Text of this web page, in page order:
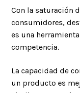
Con la saturación
consumidores,
es una
competencia.
La capacidad de
un producto es